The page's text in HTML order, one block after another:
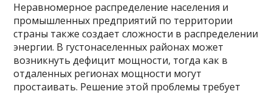
Неравномерное распределение населения и
промышленных предприятий по территории
страны также создает сложности в распределении
энергии. В густонаселенных районах может
возникнуть дефицит мощности, тогда как в
отдаленных регионах мощности могут
простаивать. Решение этой проблемы требует